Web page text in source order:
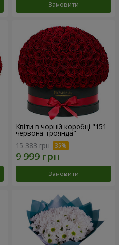
Замовити
Квіти в чорній коробці "151
червона троянда"
15 383 грн
Замовити